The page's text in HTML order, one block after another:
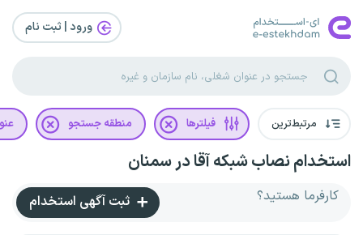
ورود | ثبت‌ نام
مرتبط‌ترین فیلترها منطقه جستجو
استخدام نصاب شبکه آقا در سمنان
کارفرما هستید؟ ثبت آگهی استخدام